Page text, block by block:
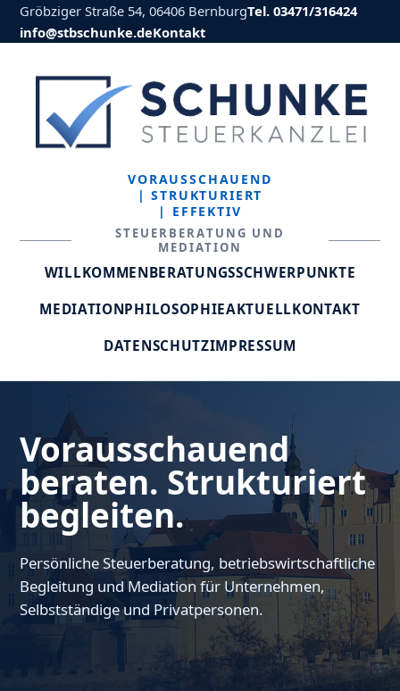
Gröbziger Straße 54, 06406 BernburgTel. 03471/316424
info@stbschunke.deKontakt
VORAUSSCHAUEND
| STRUKTURIERT
| EFFEKTIV
STEUERBERATUNG UND
MEDIATION
WILLKOMMENBERATUNGSSCHWERPUNKTE
MEDIATIONPHILOSOPHIEAKTUELLKONTAKT
DATENSCHUTZIMPRESSUM
Vorausschauend
beraten. Strukturiert
begleiten.
Persönliche Steuerberatung, betriebswirtschaftliche
Begleitung und Mediation für Unternehmen,
Selbstständige und Privatpersonen.